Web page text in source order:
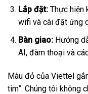
Lắp đặt:Thực hiện
wifi và cài đặt ứng
Bàn giao:Hướng
AI, đàm thoại và
Màu đỏ của Viettel
tim”. Chúng tôi không